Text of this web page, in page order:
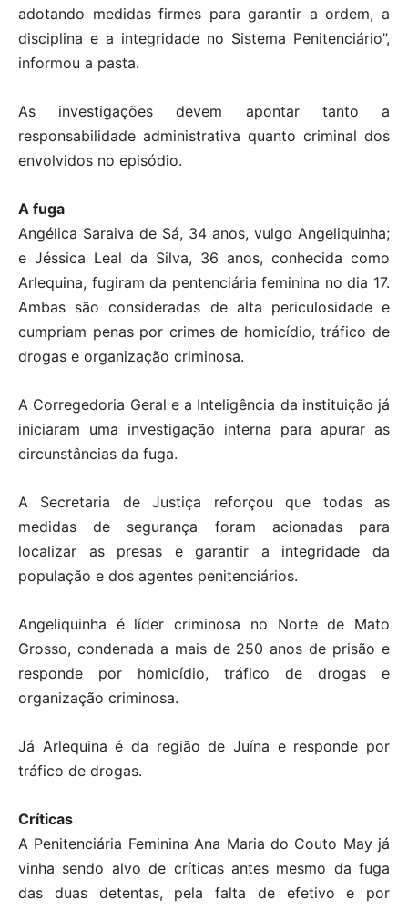
adotando medidas firmes para garantir a ordem, a
disciplina e a integridade no Sistema Penitenciário”,
informou a pasta.
As investigações devem apontar tanto a
responsabilidade administrativa quanto criminal dos
envolvidos no episódio.
A fuga
Angélica Saraiva de Sá, 34 anos, vulgo Angeliquinha;
e Jéssica Leal da Silva, 36 anos, conhecida como
Arlequina, fugiram da pentenciária feminina no dia 17.
Ambas são consideradas de alta periculosidade e
cumpriam penas por crimes de homicídio, tráfico de
drogas e organização criminosa.
A Corregedoria Geral e a Inteligência da instituição já
iniciaram uma investigação interna para apurar as
circunstâncias da fuga.
A Secretaria de Justiça reforçou que todas as
medidas de segurança foram acionadas para
localizar as presas e garantir a integridade da
população e dos agentes penitenciários.
Angeliquinha é líder criminosa no Norte de Mato
Grosso, condenada a mais de 250 anos de prisão e
responde por homicídio, tráfico de drogas e
organização criminosa.
Já Arlequina é da região de Juína e responde por
tráfico de drogas.
Críticas
A Penitenciária Feminina Ana Maria do Couto May já
vinha sendo alvo de críticas antes mesmo da fuga
das duas detentas, pela falta de efetivo e por